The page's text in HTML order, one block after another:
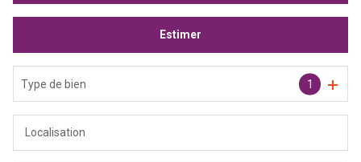
Du neuf
De l'immo pro
Estimer
Type de bien 1